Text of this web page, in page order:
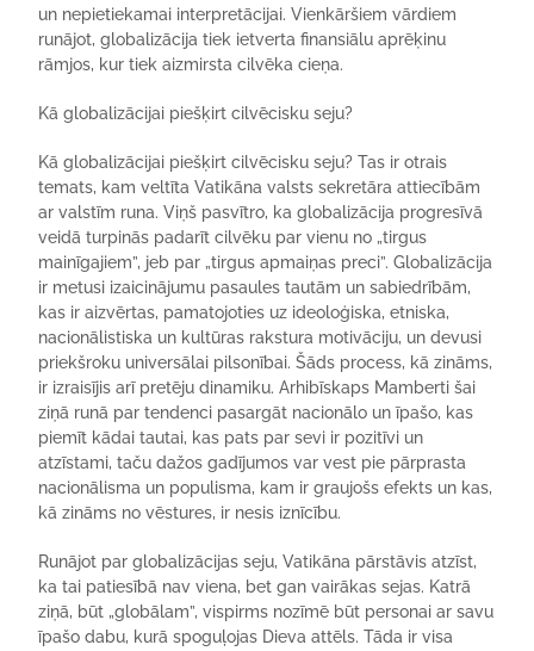
un nepietiekamai interpretācijai. Vienkāršiem vārdiem
runājot, globalizācija tiek ietverta finansiālu aprēķinu
rāmjos, kur tiek aizmirsta cilvēka cieņa.
Kā globalizācijai piešķirt cilvēcisku seju?
Kā globalizācijai piešķirt cilvēcisku seju? Tas ir otrais
temats, kam veltīta Vatikāna valsts sekretāra attiecībām
ar valstīm runa. Viņš pasvītro, ka globalizācija progresīvā
veidā turpinās padarīt cilvēku par vienu no „tirgus
mainīgajiem”, jeb par „tirgus apmaiņas preci”. Globalizācija
ir metusi izaicinājumu pasaules tautām un sabiedrībām,
kas ir aizvērtas, pamatojoties uz ideoloģiska, etniska,
nacionālistiska un kultūras rakstura motivāciju, un devusi
priekšroku universālai pilsonībai. Šāds process, kā zināms,
ir izraisījis arī pretēju dinamiku. Arhibīskaps Mamberti šai
ziņā runā par tendenci pasargāt nacionālo un īpašo, kas
piemīt kādai tautai, kas pats par sevi ir pozitīvi un
atzīstami, taču dažos gadījumos var vest pie pārprasta
nacionālisma un populisma, kam ir graujošs efekts un kas,
kā zināms no vēstures, ir nesis iznīcību.
Runājot par globalizācijas seju, Vatikāna pārstāvis atzīst,
ka tai patiesībā nav viena, bet gan vairākas sejas. Katrā
ziņā, būt „globālam”, vispirms nozīmē būt personai ar savu
īpašo dabu, kurā spoguļojas Dieva attēls. Tāda ir visa